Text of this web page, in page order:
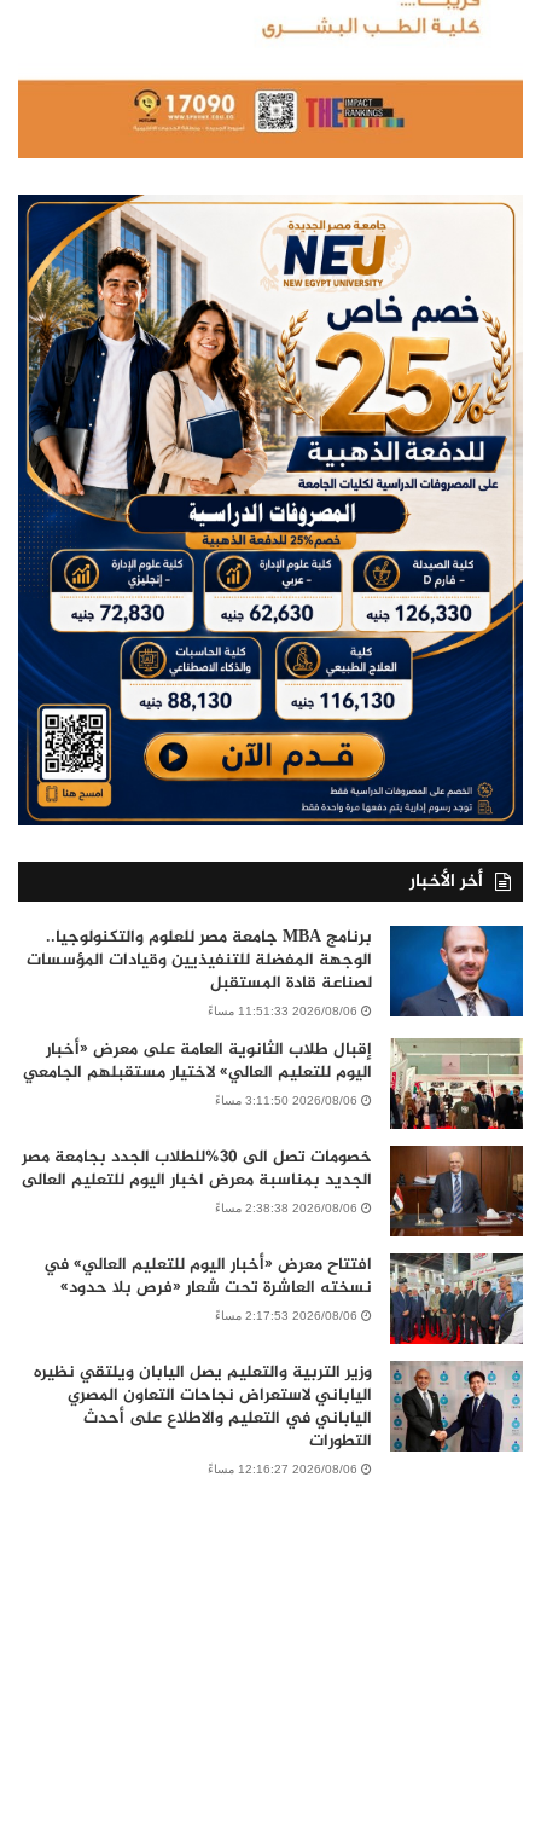
أخر الأخبار
برنامج MBA جامعة مصر للعلوم والتكنولوجيا..
الوجهة المفضلة للتنفيذيين وقيادات المؤسسات
لصناعة قادة المستقبل
2026/08/06 11:51:33 مساءً
إقبال طلاب الثانوية العامة على معرض «أخبار
اليوم للتعليم العالي» لاختيار مستقبلهم الجامعي
2026/08/06 3:11:50 مساءً
خصومات تصل الى 30%للطلاب الجدد بجامعة مصر
الجديد بمناسبة معرض اخبار اليوم للتعليم العالى
2026/08/06 2:38:38 مساءً
افتتاح معرض «أخبار اليوم للتعليم العالي» في
نسخته العاشرة تحت شعار «فرص بلا حدود»
2026/08/06 2:17:53 مساءً
وزير التربية والتعليم يصل اليابان ويلتقي نظيره
الياباني لاستعراض نجاحات التعاون المصري
الياباني في التعليم والاطلاع على أحدث
التطورات
2026/08/06 12:16:27 مساءً